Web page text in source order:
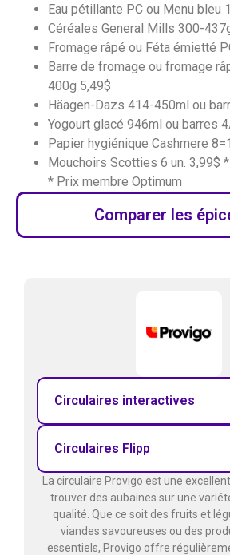
Eau pétillante PC ou Menu bleu
Céréales General Mills 300-
Fromage râpé ou Féta émietté
Barre de fromage ou fromage
400g 5,49$
Häagen-Dazs 414-450ml ou
Yogourt glacé 946ml ou barres
Papier hygiénique Cashmere
Mouchoirs Scotties 6 un. 3,99$ *
* Prix membre Optimum
Comparer les
Circulaires interactives
Circulaires Flipp
La circulaire Provigo est une
trouver des aubaines sur une
qualité. Que ce soit des fruits et
viandes savoureuses ou des
essentiels, Provigo offre